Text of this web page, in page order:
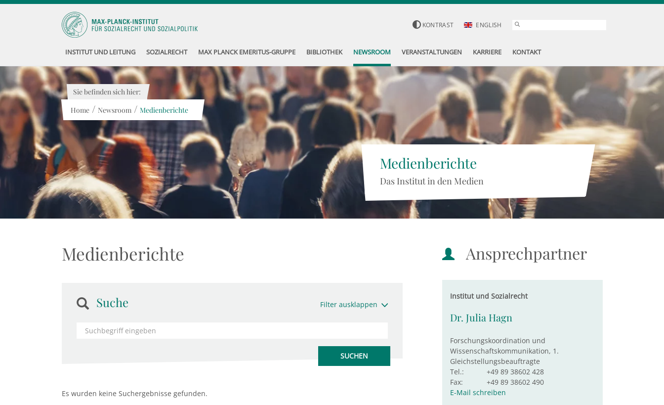
KONTRAST ENGLISH
INSTITUT UND LEITUNG SOZIALRECHT MAX PLANCK EMERITUS-GRUPPE BIBLIOTHEK NEWSROOM VERANSTALTUNGEN KARRIERE KONTAKT
Medienberichte
Das Institut in den Medien
Sie befinden sich hier:
Home / Newsroom / Medienberichte
Medienberichte
Suche Filter ausklappen
Es wurden keine Suchergebnisse gefunden.
Ansprechpartner
Institut und Sozialrecht
Dr. Julia Hagn
Forschungskoordination und
Wissenschaftskommunikation, 1.
Gleichstellungsbeauftragte
Tel.:
+49 89 38602 428
Fax:
+49 89 38602 490
E-Mail schreiben